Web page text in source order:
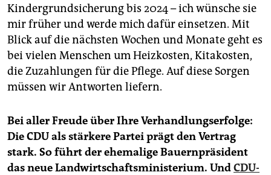
Kindergrundsicherung bis 2024 – ich wünsche sie
mir früher und werde mich dafür einsetzen. Mit
Blick auf die nächsten Wochen und Monate geht es
bei vielen Menschen um Heizkosten, Kitakosten,
die Zuzahlungen für die Pflege. Auf diese Sorgen
müssen wir Antworten liefern.
Bei aller Freude über Ihre Verhandlungserfolge:
Die CDU als stärkere Partei prägt den Vertrag
stark. So führt der ehemalige Bauernpräsident
das neue Landwirtschaftsministerium. UndCDU-